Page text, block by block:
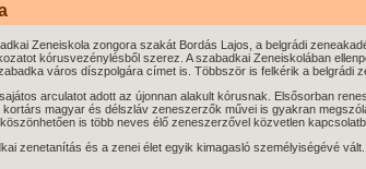
Zeneiskola zongora szakát Bordás Lajos, a belgrádi
kórusvezénylésből szerez. A szabadkai Zeneiskolában
város díszpolgára címet is. Többször is felkérik a belgrádi
arculatot adott az újonnan alakult kórusnak. Elsősorban
magyar és délszláv zeneszerzők művei is gyakran
is több neves élő zeneszerzővel közvetlen
zenetanítás és a zenei élet egyik kimagasló személyiségévé vált.